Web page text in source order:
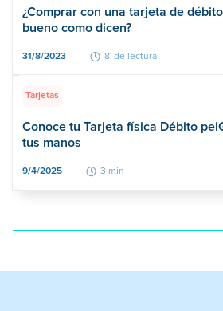
¿Comprar con una tarjeta de
bueno como dicen?
31/8/2023 8' de lectura
Tarjetas
Conoce tu Tarjeta física Débito
tus manos
9/4/2025 3 min